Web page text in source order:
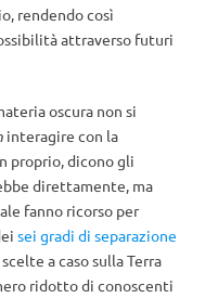
rendendo così
attraverso futuri
oscura non si
interagire con la
proprio, dicono gli
direttamente, ma
fanno ricorso per
sei gradi di separazione
a caso sulla Terra
ridotto di conoscenti